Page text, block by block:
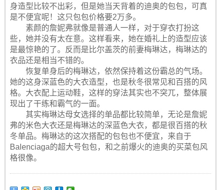
身造型比较不出彩，但是她当天背着的迪奥的包包，可真
是不便宜呢！这只包包价格要2万多。
素颜的詹妮弗就像是普通人一样，对于穿衣打扮这
些，她并没有太在意。这样看来，她在婚礼上的造型应该
是最惊艳的了。反而是比尔盖茨的前妻梅琳达，梅琳达的
衣品还是相当不错的。
恢复单身后的梅琳达，依然保持着这份霸总的气场。
她的这身深蓝色的大衣造型，也是秋冬很常见和百搭的风
格。大衣配上运动鞋，这样的穿法其实也不突兀，整体展
现出了干练和霸气的一面。
其实梅琳达母女选择的单品都比较简单，无论是詹妮
弗的米色大衣还是梅琳达的深蓝色大衣，都是很百搭的秋
冬单品。梅琳达的这次搭配的包包也不便宜，来自于
Balenciaga的超大号包包，和之前爆火的迪奥的买菜包风
格很像。